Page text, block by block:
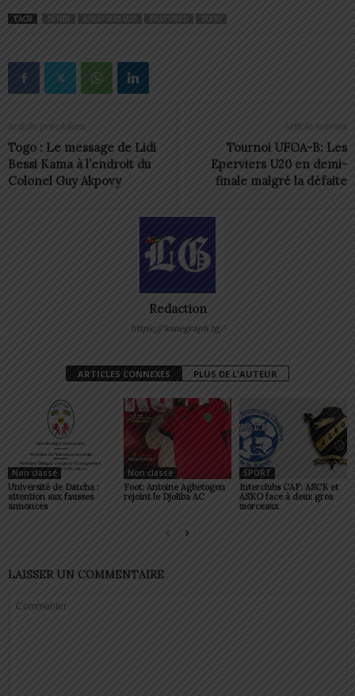
TAGS BÉNIN EPERVIERS U20 FEATURED TOGO
Article précédent
Togo : Le message de Lidi
Bessi Kama à l’endroit du
Colonel Guy Akpovy
Article suivant
Tournoi UFOA-B: Les
Eperviers U20 en demi-
finale malgré la défaite
Redaction
https://lomegraph.tg/
ARTICLES CONNEXES PLUS DE L'AUTEUR
Non classé
Université de Datcha :
attention aux fausses
annonces
Non classé
Foot: Antoine Agbetogon
rejoint le Djoliba AC
SPORT
Interclubs CAF: ASCK et
ASKO face à deux gros
morceaux
LAISSER UN COMMENTAIRE